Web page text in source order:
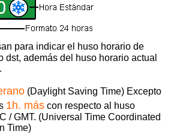
para indicar el huso horario de
dst, además del huso horario actual
(Daylight Saving Time) Excepto
1h. más con respecto al huso
/ GMT. (Universal Time Coordinated
Time)